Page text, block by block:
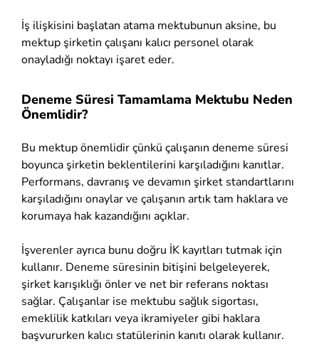
İş ilişkisini başlatan atama mektubunun aksine, bu
mektup şirketin çalışanı kalıcı personel olarak
onayladığı noktayı işaret eder.
Deneme Süresi Tamamlama Mektubu Neden
Önemlidir?
Bu mektup önemlidir çünkü çalışanın deneme süresi
boyunca şirketin beklentilerini karşıladığını kanıtlar.
Performans, davranış ve devamın şirket standartlarını
karşıladığını onaylar ve çalışanın artık tam haklara ve
korumaya hak kazandığını açıklar.
İşverenler ayrıca bunu doğru İK kayıtları tutmak için
kullanır. Deneme süresinin bitişini belgeleyerek,
şirket karışıklığı önler ve net bir referans noktası
sağlar. Çalışanlar ise mektubu sağlık sigortası,
emeklilik katkıları veya ikramiyeler gibi haklara
başvururken kalıcı statülerinin kanıtı olarak kullanır.